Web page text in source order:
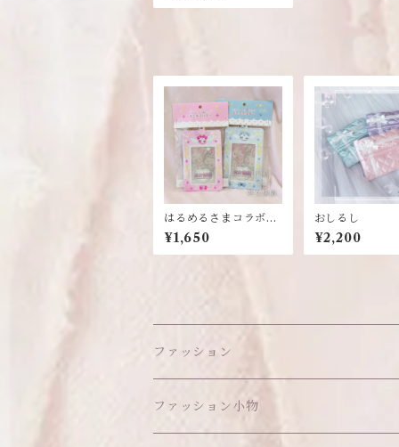
はるめるさまコラボ♡
チェキホルダー
¥1,650
おしるし
¥2,200
ファッション
ワンピース
ファッション小物